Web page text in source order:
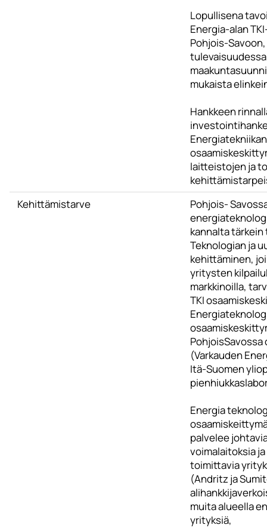
Lopullisena
Energia-alan
Pohjois-
mukaista
Hankkeen
laitteistojen ja
Kehittämistarve
Pohjois-
kannalta
Teknologian ja
kehittäminen,
yritysten
markkinoilla,
TKI
PohjoisSavossa
(Varkauden
Itä-Suomen
Energia
palvelee
voimalaitoksia
toimittavia
(Andritz ja
muita alueella
yrityksiä,